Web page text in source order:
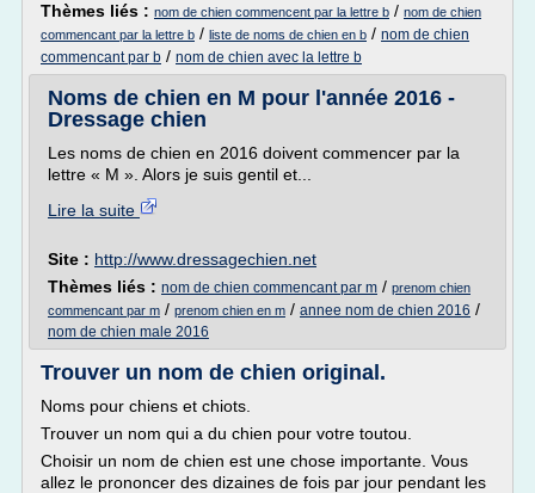
Thèmes liés : nom de chien commencent par la lettre b / nom de chien
commencant par la lettre b / liste de noms de chien en b / nom de chien
commencant par b / nom de chien avec la lettre b
Noms de chien en M pour l'année 2016 -
Dressage chien
Les noms de chien en 2016 doivent commencer par la
lettre « M ». Alors je suis gentil et...
Lire la suite
Site : http://www.dressagechien.net
Thèmes liés : nom de chien commencant par m / prenom chien
commencant par m / prenom chien en m / annee nom de chien 2016 /
nom de chien male 2016
Trouver un nom de chien original.
Noms pour chiens et chiots.
Trouver un nom qui a du chien pour votre toutou.
Choisir un nom de chien est une chose importante. Vous
allez le prononcer des dizaines de fois par jour pendant les